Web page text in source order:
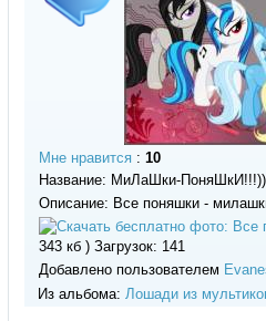
Мне нравится : 10
Название: МиЛаШки-
Описание: Все поняшки -
343 кб ) Загрузок: 141
Добавлено пользователем
Из альбома: Лошади из